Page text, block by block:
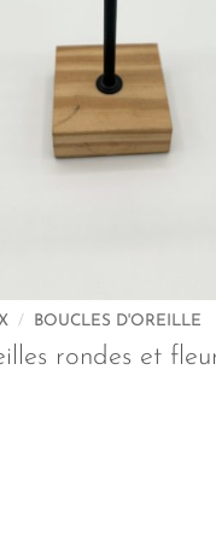
/ BOUCLES D'OREILLE
rondes et